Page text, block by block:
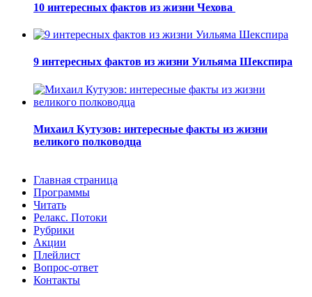
10 интересных фактов из жизни Чехова
9 интересных фактов из жизни Уильяма Шекспира
Михаил Кутузов: интересные факты из жизни
великого полководца
Главная страница
Программы
Читать
Релакс. Потоки
Рубрики
Акции
Плейлист
Вопрос-ответ
Контакты